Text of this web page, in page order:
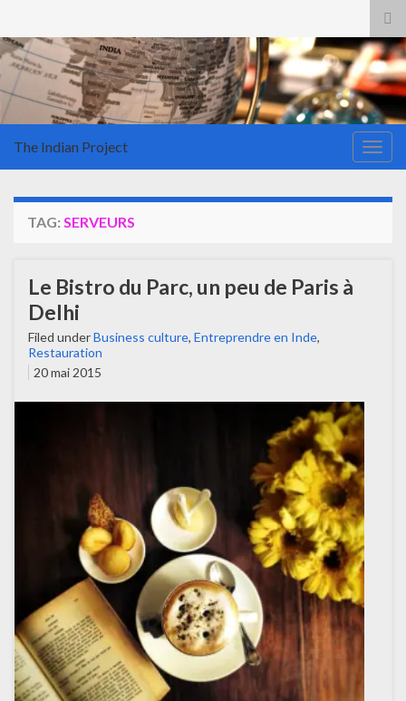
The Indian Project
TAG: SERVEURS
Le Bistro du Parc, un peu de Paris à
Delhi
Filed underBusiness culture, Entreprendre en Inde,
Restauration
20 mai 2015